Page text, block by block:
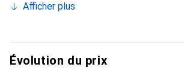
Afficher plus
Évolution du prix